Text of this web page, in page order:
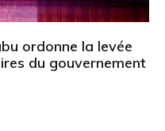
ordonne la levée
du gouvernement